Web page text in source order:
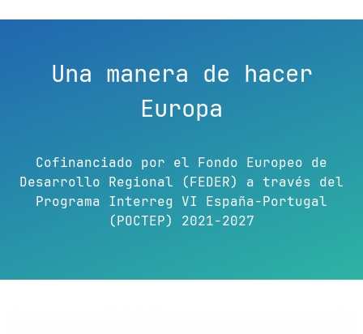
Una manera de hacer
Europa
Cofinanciado por el Fondo Europeo de
Desarrollo Regional (FEDER) a través del
Programa Interreg VI España-Portugal
(POCTEP) 2021-2027